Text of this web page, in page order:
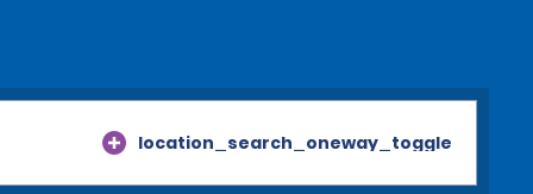
location_search_oneway_toggle